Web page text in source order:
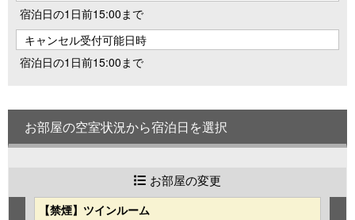
宿泊日の1日前15:00まで
キャンセル受付可能日時
宿泊日の1日前15:00まで
お部屋の空室状況から宿泊日を選択
お部屋の変更
【禁煙】ツインルーム